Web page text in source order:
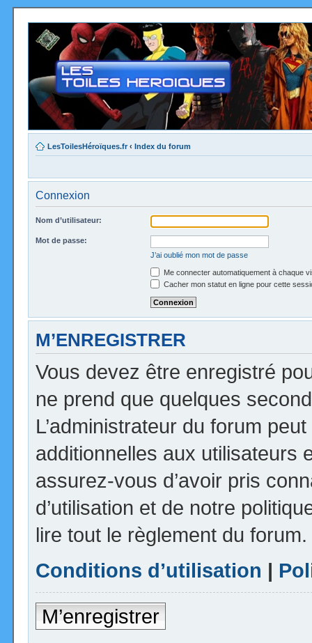
LesToilesHéroïques.fr ‹ Index du forum
Connexion
Nom d’utilisateur:
Mot de passe:
J’ai oublié mon mot de passe
Me connecter automatiquement à chaque
Cacher mon statut en ligne pour cette
M’ENREGISTRER
Vous devez être enregistré
ne prend que quelques
L’administrateur du forum
additionnelles aux utilisateurs
assurez-vous d’avoir pris
d’utilisation et de notre
lire tout le règlement du forum.
Conditions d’utilisation |
M’enregistrer